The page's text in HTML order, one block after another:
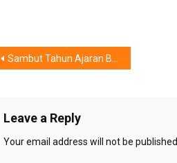
Post
Sambut Tahun Ajaran Baru, IKEA Ajak Keluarga Indonesia “Satu Rumah, Naik Kelas”
Leave a Reply
Your email address will not be published.